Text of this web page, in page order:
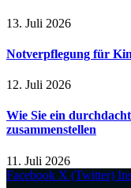
13. Juli 2026
Notverpflegung für
12. Juli 2026
Wie Sie ein
zusammenstellen
11. Juli 2026
Facebook X (Twitter)